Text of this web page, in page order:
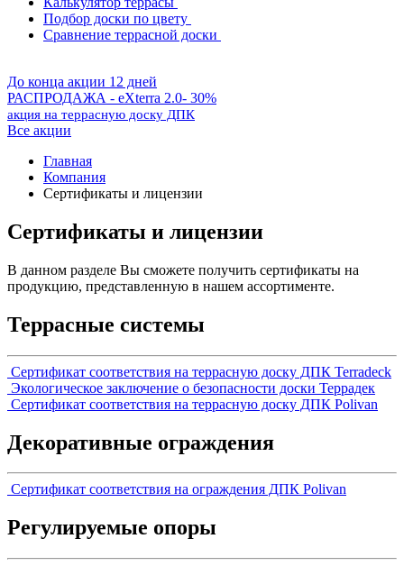
Подбор доски по цвету
Сравнение террасной доски
До конца акции 12 дней
РАСПРОДАЖА - eXterra 2.0- 30%
акция на террасную доску ДПК
Все акции
Главная
Компания
Сертификаты и лицензии
Сертификаты и лицензии
В данном разделе Вы сможете получить сертификаты на
продукцию, представленную в нашем ассортименте.
Террасные системы
Сертификат соответствия на террасную доску ДПК Terradeck
Экологическое заключение о безопасности доски Террадек
Сертификат соответствия на террасную доску ДПК Polivan
Декоративные ограждения
Сертификат соответствия на ограждения ДПК Polivan
Регулируемые опоры